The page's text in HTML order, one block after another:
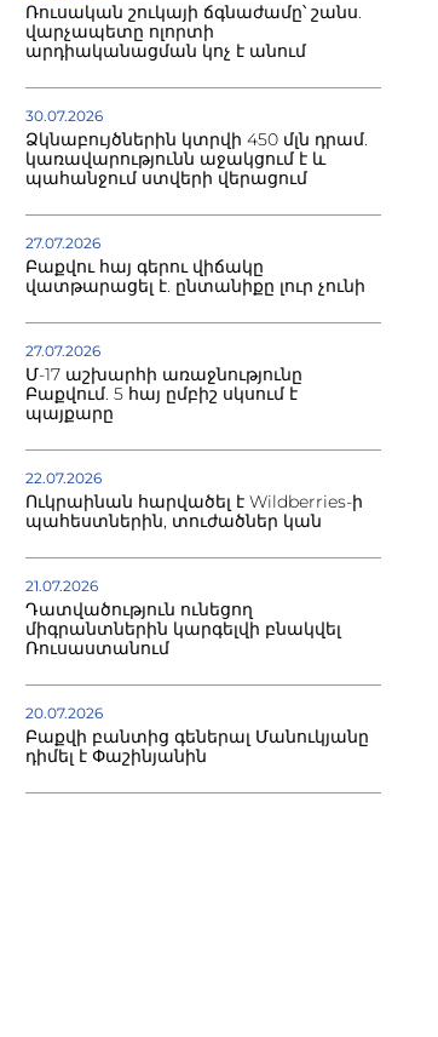
Ռուսական շուկայի ճգնաժամը՝ շանս.
վարչապետը ոլորտի
արդիականացման կոչ է անում
30.07.2026
Ձկնաբույծներին կտրվի 450 մլն դրամ.
կառավարությունն աջակցում է և
պահանջում ստվերի վերացում
27.07.2026
Բաքվու հայ գերու վիճակը
վատթարացել է. ընտանիքը լուր չունի
27.07.2026
Մ-17 աշխարհի առաջնությունը
Բաքվում. 5 հայ ըմբիշ սկսում է
պայքարը
22.07.2026
Ուկրաինան հարվածել է Wildberries-ի
պահեստներին, տուժածներ կան
21.07.2026
Դատվածություն ունեցող
միգրանտներին կարգելվի բնակվել
Ռուսաստանում
20.07.2026
Բաքվի բանտից գեներալ Մանուկյանը
դիմել է Փաշինյանին